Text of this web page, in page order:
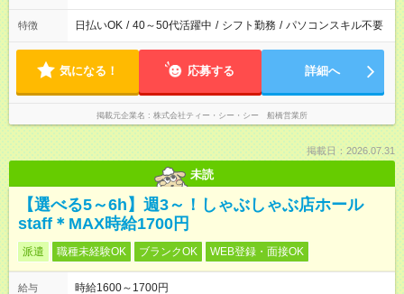
特徴 日払いOK / 40～50代活躍中 / シフト勤務 / パソコンスキル不要
気になる！ 応募する 詳細へ
掲載元企業名 株式会社ティー・シー・シー 船橋営業所
掲載日：2026.07.31
未読
【選べる5～6h】週3～！しゃぶしゃぶ店ホール
staff＊MAX時給1700円
派遣 職種未経験OK ブランクOK WEB登録・面接OK
給与
時給1600～1700円